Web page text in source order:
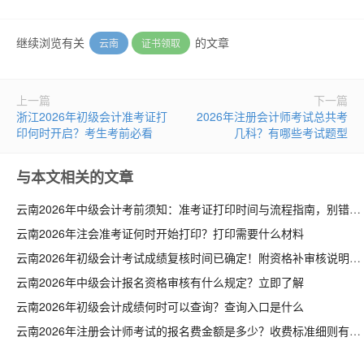
继续浏览有关 云南 证书领取 的文章
上一篇
浙江2026年初级会计准考证打
印何时开启？考生考前必看
下一篇
2026年注册会计师考试总共考
几科？有哪些考试题型
与本文相关的文章
云南2026年中级会计考前须知：准考证打印时间与流程指南，别错过
云南2026年注会准考证何时开始打印？打印需要什么材料
云南2026年初级会计考试成绩复核时间已确定！附资格补审核说明
云南2026年中级会计报名资格审核有什么规定？立即了解
云南2026年初级会计成绩何时可以查询？查询入口是什么
云南2026年注册会计师考试的报名费金额是多少？收费标准细则有哪些